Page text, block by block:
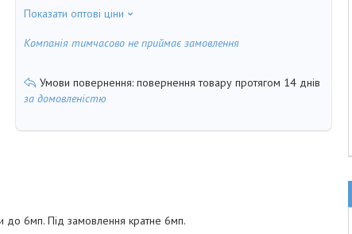
Показати оптові ціни
Компанія тимчасово не приймає замовлення
повернення товару протягом 14 днів
за домовленістю
6мп. Під замовлення кратне 6мп.